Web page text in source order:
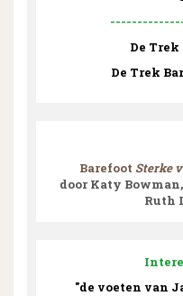
De
De Trek
Barefoot Sterke
door Katy
Ruth
"de voeten van